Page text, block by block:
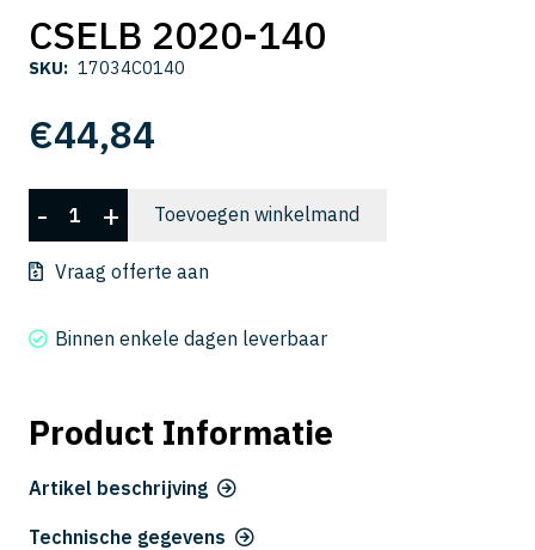
CSELB 2020-140
SKU: 17034C0140
€44,84
CSELB
2020-
140
- + Toevoegen winkelmand
Vraag offerte aan
Binnen enkele dagen leverbaar
Product Informatie
Artikel beschrijving
Technische gegevens